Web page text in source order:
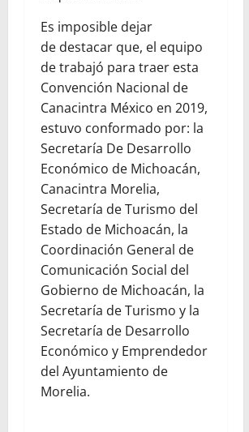
Es imposible dejar
de destacar que, el equipo
de trabajó para traer esta
Convención Nacional de
Canacintra México en 2019,
estuvo conformado por: la
Secretaría De Desarrollo
Económico de Michoacán,
Canacintra Morelia,
Secretaría de Turismo del
Estado de Michoacán, la
Coordinación General de
Comunicación Social del
Gobierno de Michoacán, la
Secretaría de Turismo y la
Secretaría de Desarrollo
Económico y Emprendedor
del Ayuntamiento de
Morelia.